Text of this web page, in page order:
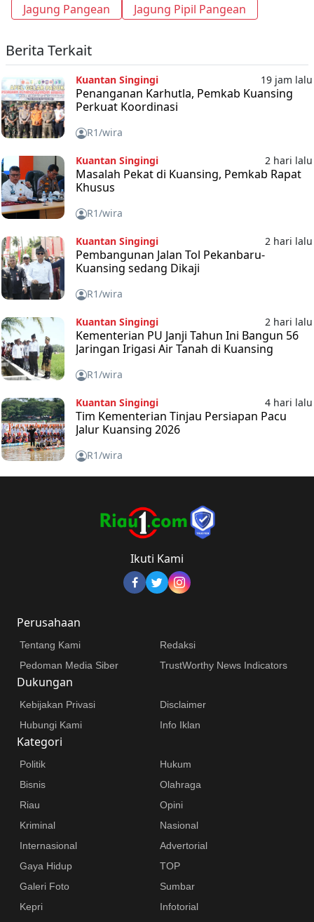
Jagung Pangean Jagung Pipil Pangean
Berita Terkait
Kuantan Singingi 19 jam lalu
Penanganan Karhutla, Pemkab Kuansing
Perkuat Koordinasi
R1/wira
Kuantan Singingi 2 hari lalu
Masalah Pekat di Kuansing, Pemkab Rapat
Khusus
R1/wira
Kuantan Singingi 2 hari lalu
Pembangunan Jalan Tol Pekanbaru-
Kuansing sedang Dikaji
R1/wira
Kuantan Singingi 2 hari lalu
Kementerian PU Janji Tahun Ini Bangun 56
Jaringan Irigasi Air Tanah di Kuansing
R1/wira
Kuantan Singingi 4 hari lalu
Tim Kementerian Tinjau Persiapan Pacu
Jalur Kuansing 2026
R1/wira
Ikuti Kami
Perusahaan
Tentang Kami
Redaksi
Pedoman Media Siber
TrustWorthy News Indicators
Dukungan
Kebijakan Privasi
Disclaimer
Hubungi Kami
Info Iklan
Kategori
Politik
Hukum
Bisnis
Olahraga
Riau
Opini
Kriminal
Nasional
Internasional
Advertorial
Gaya Hidup
TOP
Galeri Foto
Sumbar
Kepri
Infotorial